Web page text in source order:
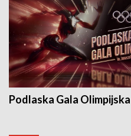
Podlaska Gala Olimpijska